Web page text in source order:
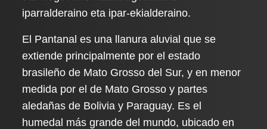
iparralderaino eta ipar-ekialderaino.
El Pantanal es una llanura aluvial que se
extiende principalmente por el estado
brasileño de Mato Grosso del Sur, y en menor
medida por el de Mato Grosso y partes
aledañas de Bolivia y Paraguay. Es el
humedal más grande del mundo, ubicado en